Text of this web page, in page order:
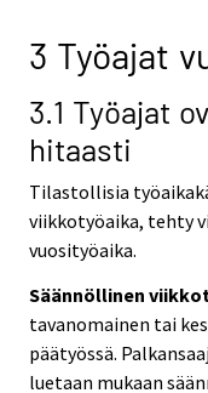
3 Työajat
3.1 Työajat
hitaasti
Tilastollisia
viikkotyöaika, tehty
vuosityöaika.
Säännöllinen
tavanomainen tai
päätyössä.
luetaan mukaan